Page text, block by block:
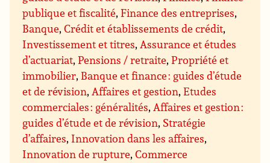
publique et fiscalité,Finance des entreprises,
Banque,Crédit et établissements de crédit,
Investissement et titres,Assurance et études
d’actuariat,Pensions / retraite,Propriété et
immobilier, Banque et finance : guides d’étude
et de révision,Affaires et gestion,Etudes
commerciales : généralités,Affaires et gestion :
guides d’étude et de révision, Stratégie
d’affaires, Innovation dans les affaires,
Innovation de rupture,Commerce